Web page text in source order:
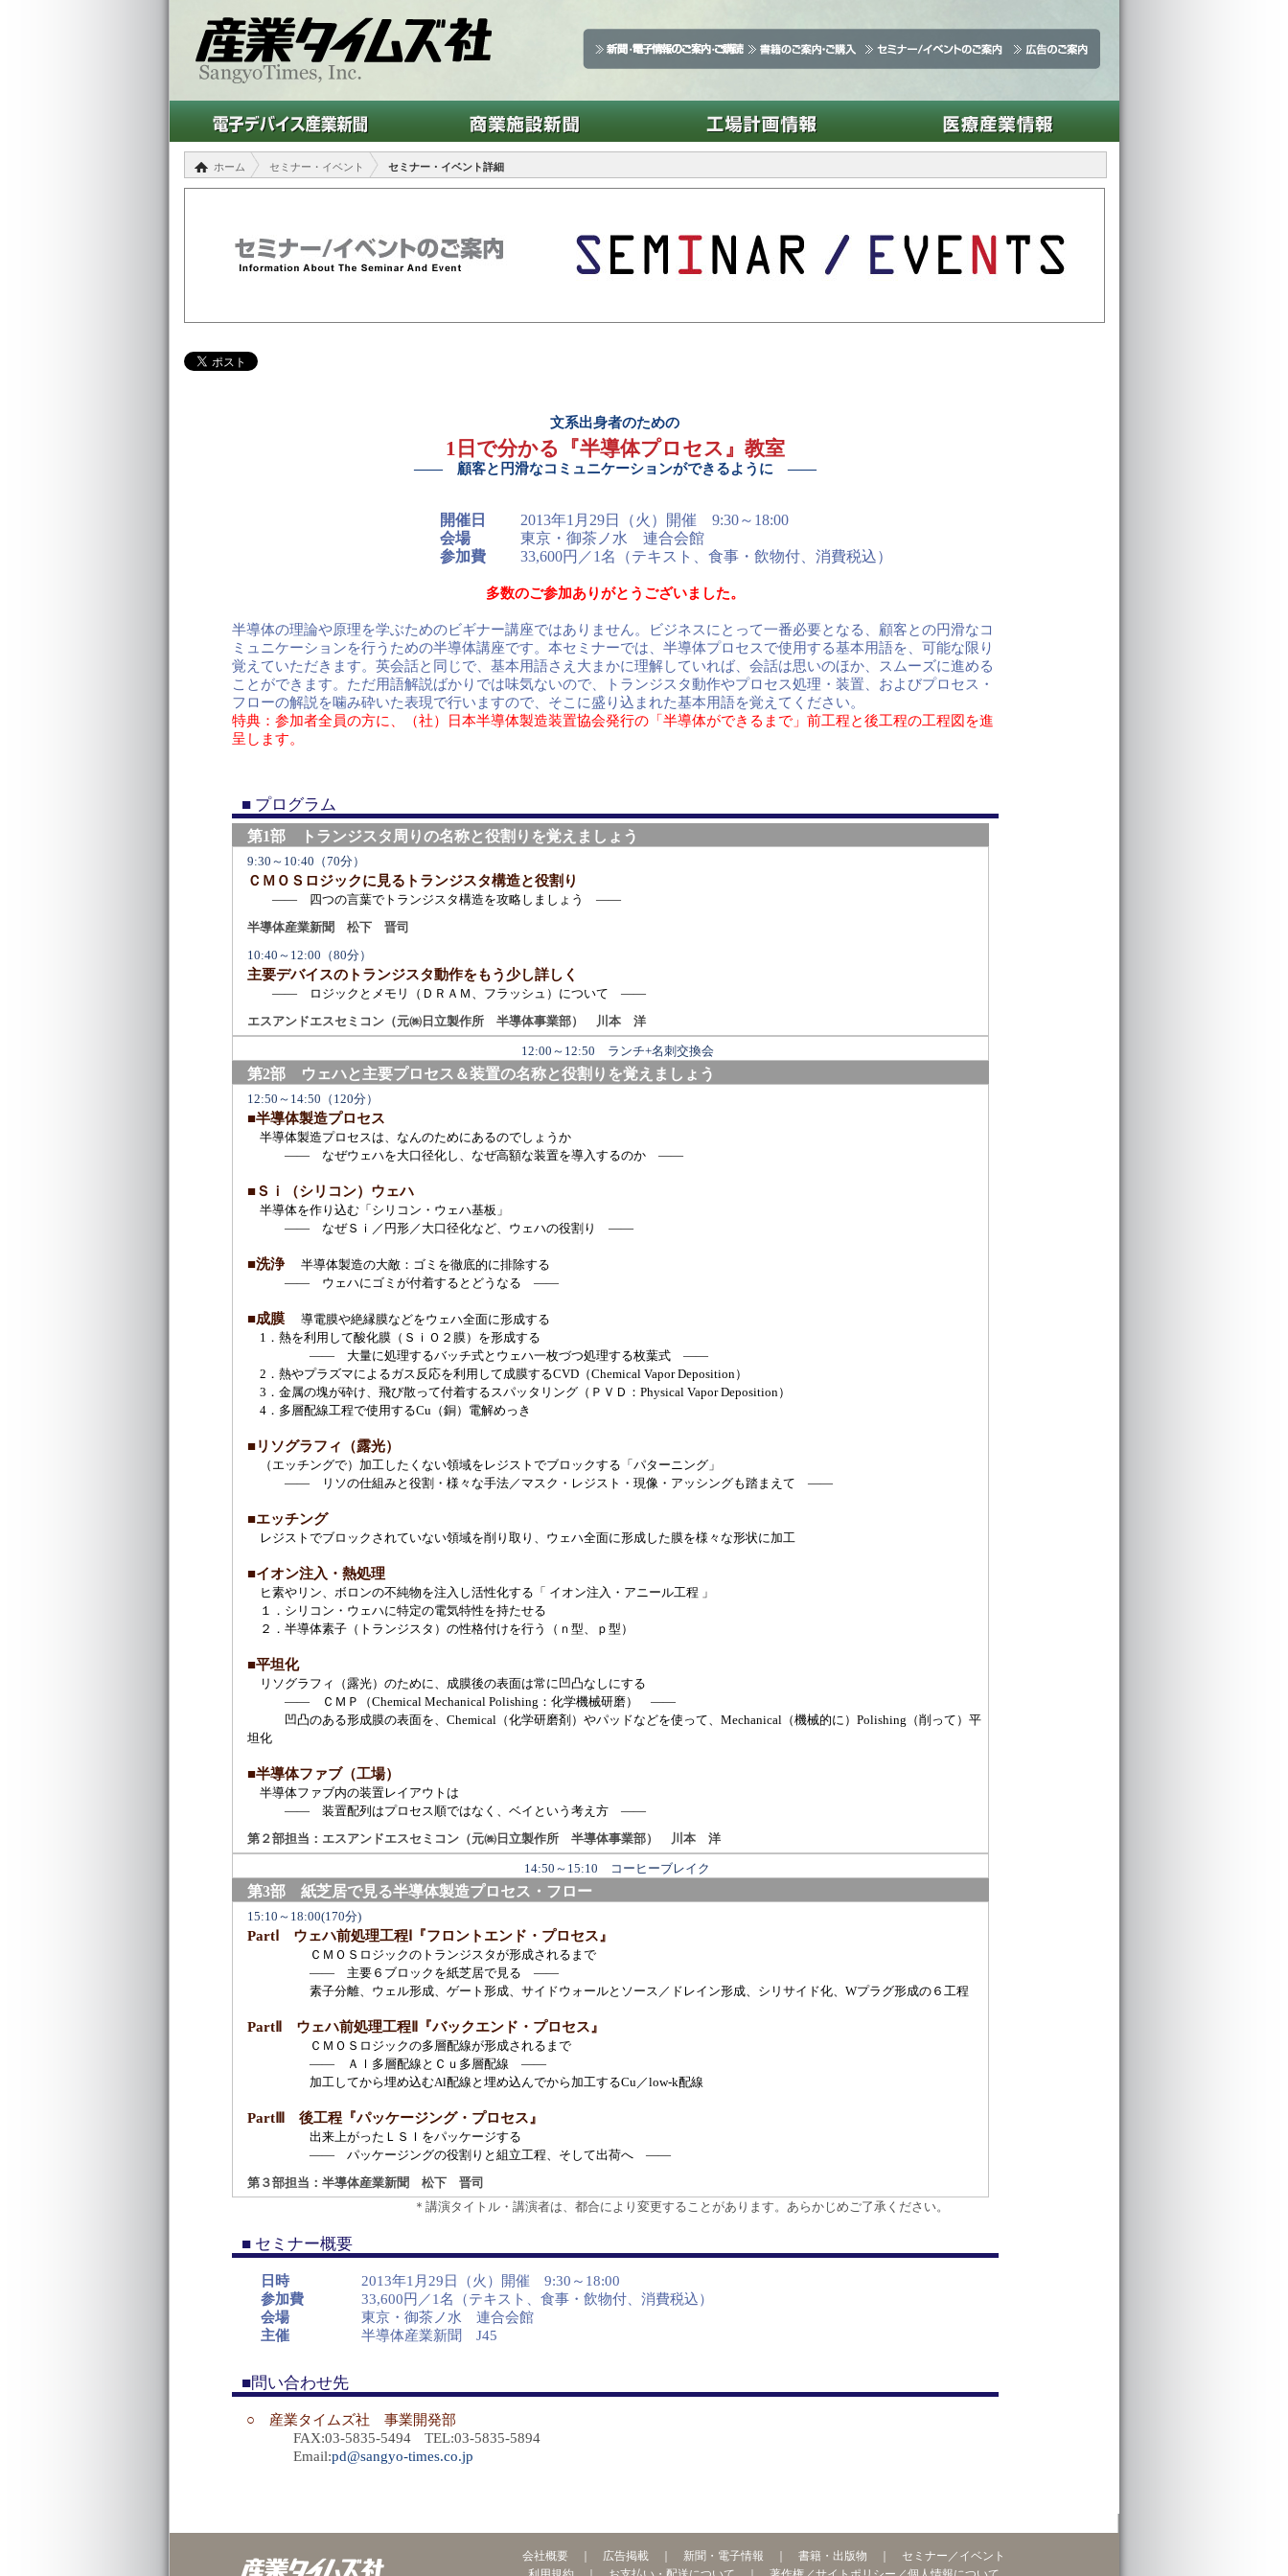
ホーム セミナー・イベント セミナー・イベント詳細
文系出身者のための
1日で分かる『半導体プロセス』教室
―― 顧客と円滑なコミュニケーションができるように ――
開催日
2013年1月29日（火）開催 9:30～18:00
会場
東京・御茶ノ水 連合会館
参加費
33,600円／1名（テキスト、食事・飲物付、消費税込）
多数のご参加ありがとうございました。
半導体の理論や原理を学ぶためのビギナー講座ではありません。ビジネスにとって一番必要となる、顧客との円滑なコ
ミュニケーションを行うための半導体講座です。本セミナーでは、半導体プロセスで使用する基本用語を、可能な限り
覚えていただきます。英会話と同じで、基本用語さえ大まかに理解していれば、会話は思いのほか、スムーズに進める
ことができます。ただ用語解説ばかりでは味気ないので、トランジスタ動作やプロセス処理・装置、およびプロセス・
フローの解説を噛み砕いた表現で行いますので、そこに盛り込まれた基本用語を覚えてください。
特典：参加者全員の方に、（社）日本半導体製造装置協会発行の「半導体ができるまで」前工程と後工程の工程図を進
呈します。
■ プログラム
第1部 トランジスタ周りの名称と役割りを覚えましょう
9:30～10:40（70分）
ＣＭＯＳロジックに見るトランジスタ構造と役割り
―― 四つの言葉でトランジスタ構造を攻略しましょう ――
半導体産業新聞 松下 晋司
10:40～12:00（80分）
主要デバイスのトランジスタ動作をもう少し詳しく
―― ロジックとメモリ（ＤＲＡＭ、フラッシュ）について ――
エスアンドエスセミコン（元㈱日立製作所 半導体事業部） 川本 洋
12:00～12:50 ランチ+名刺交換会
第2部 ウェハと主要プロセス＆装置の名称と役割りを覚えましょう
12:50～14:50（120分）
■半導体製造プロセス
半導体製造プロセスは、なんのためにあるのでしょうか
―― なぜウェハを大口径化し、なぜ高額な装置を導入するのか ――
■Ｓｉ（シリコン）ウェハ
半導体を作り込む「シリコン・ウェハ基板」
―― なぜＳｉ／円形／大口径化など、ウェハの役割り ――
■洗浄
半導体製造の大敵：ゴミを徹底的に排除する
―― ウェハにゴミが付着するとどうなる ――
■成膜
導電膜や絶縁膜などをウェハ全面に形成する
1．熱を利用して酸化膜（ＳｉＯ２膜）を形成する
―― 大量に処理するバッチ式とウェハ一枚づつ処理する枚葉式 ――
2．熱やプラズマによるガス反応を利用して成膜するCVD（Chemical Vapor Deposition）
3．金属の塊が砕け、飛び散って付着するスパッタリング（ＰＶＤ：Physical Vapor Deposition）
4．多層配線工程で使用するCu（銅）電解めっき
■リソグラフィ（露光）
（エッチングで）加工したくない領域をレジストでブロックする「パターニング」
―― リソの仕組みと役割・様々な手法／マスク・レジスト・現像・アッシングも踏まえて ――
■エッチング
レジストでブロックされていない領域を削り取り、ウェハ全面に形成した膜を様々な形状に加工
■イオン注入・熱処理
ヒ素やリン、ボロンの不純物を注入し活性化する「 イオン注入・アニール工程 」
１．シリコン・ウェハに特定の電気特性を持たせる
２．半導体素子（トランジスタ）の性格付けを行う（ｎ型、ｐ型）
■平坦化
リソグラフィ（露光）のために、成膜後の表面は常に凹凸なしにする
―― ＣＭＰ（Chemical Mechanical Polishing：化学機械研磨） ――
凹凸のある形成膜の表面を、Chemical（化学研磨剤）やパッドなどを使って、Mechanical（機械的に）Polishing（削って）平
坦化
■半導体ファブ（工場）
半導体ファブ内の装置レイアウトは
―― 装置配列はプロセス順ではなく、ベイという考え方 ――
第２部担当：エスアンドエスセミコン（元㈱日立製作所 半導体事業部） 川本 洋
14:50～15:10 コーヒーブレイク
第3部 紙芝居で見る半導体製造プロセス・フロー
15:10～18:00(170分)
PartⅠ ウェハ前処理工程Ⅰ『フロントエンド・プロセス』
ＣＭＯＳロジックのトランジスタが形成されるまで
―― 主要６ブロックを紙芝居で見る ――
素子分離、ウェル形成、ゲート形成、サイドウォールとソース／ドレイン形成、シリサイド化、Wプラグ形成の６工程
PartⅡ ウェハ前処理工程Ⅱ『バックエンド・プロセス』
ＣＭＯＳロジックの多層配線が形成されるまで
―― Ａｌ多層配線とＣｕ多層配線 ――
加工してから埋め込むAl配線と埋め込んでから加工するCu／low-k配線
PartⅢ 後工程『パッケージング・プロセス』
出来上がったＬＳＩをパッケージする
―― パッケージングの役割りと組立工程、そして出荷へ ――
第３部担当：半導体産業新聞 松下 晋司
＊講演タイトル・講演者は、都合により変更することがあります。あらかじめご了承ください。
■ セミナー概要
日時
2013年1月29日（火）開催 9:30～18:00
参加費
33,600円／1名（テキスト、食事・飲物付、消費税込）
会場
東京・御茶ノ水 連合会館
主催
半導体産業新聞 J45
■問い合わせ先
○ 産業タイムズ社 事業開発部
FAX:03-5835-5494 TEL:03-5835-5894
Email:pd@sangyo-times.co.jp
会社概要 広告掲載 新聞・電子情報 書籍・出版物
セミナー／イベント